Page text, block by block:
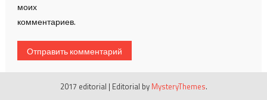
моих
комментариев.
2017 editorial | Editorial by MysteryThemes.